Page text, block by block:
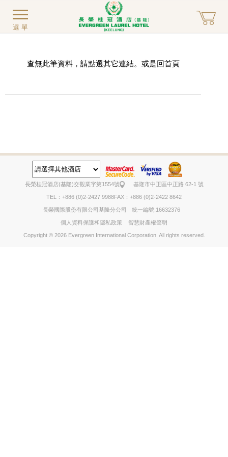
選單
查無此筆資料，請點選其它連結。或是回首頁
長榮桂冠酒店(基隆)交觀業字第1554號 基隆市中正區中正路 62-1 號
TEL：+886 (0)2-2427 9988FAX：+886 (0)2-2422 8642
長榮國際股份有限公司基隆分公司 統一編號:16632376
個人資料保護和隱私政策 智慧財產權聲明
Copyright © 2026 Evergreen International Corporation. All rights reserved.